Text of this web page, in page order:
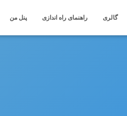
گالری راهنمای راه اندازی پنل من